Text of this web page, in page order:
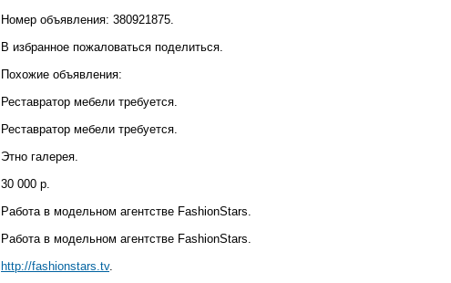
Номер объявления: 380921875.
В избранное пожаловаться поделиться.
Похожие объявления:
Реставратор мебели требуется.
Реставратор мебели требуется.
Этно галерея.
30 000 р.
Работа в модельном агентстве FashionStars.
Работа в модельном агентстве FashionStars.
http://fashionstars.tv.